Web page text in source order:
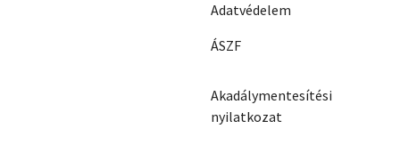
Adatvédelem
ÁSZF
Akadálymentesítési
nyilatkozat